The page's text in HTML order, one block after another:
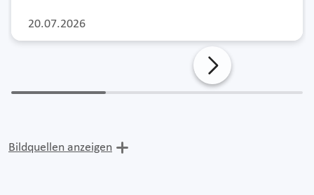
20.07.2026
Bildquellen anzeigen